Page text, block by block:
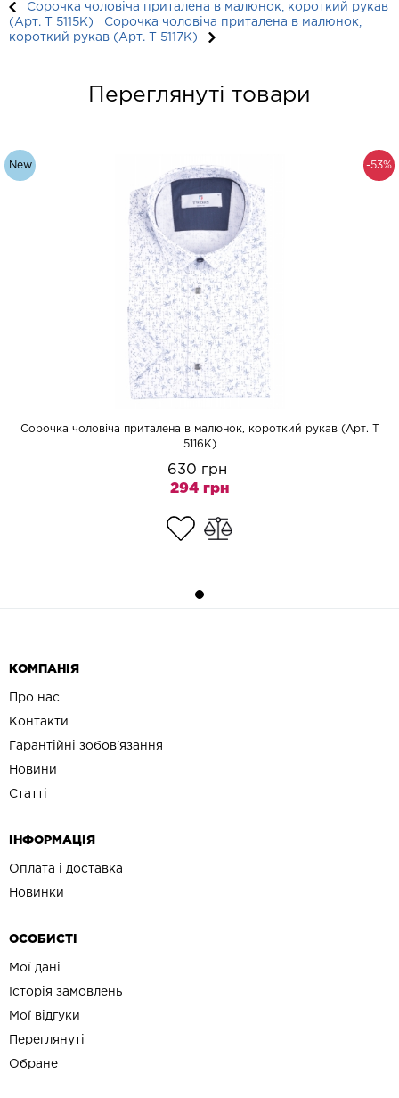
Сорочка чоловіча приталена в малюнок, короткий рукав
(Арт. T 5115К)
Сорочка чоловіча приталена в малюнок,
короткий рукав (Арт. T 5117К)
Переглянуті товари
-53%
New
Сорочка чоловіча приталена в малюнок, короткий рукав (Арт. T
5116К)
630 грн
294 грн
КОМПАНІЯ
Про нас
Контакти
Гарантійні зобов'язання
Новини
Статті
ІНФОРМАЦІЯ
Оплата і доставка
Новинки
ОСОБИСТІ
Мої дані
Історія замовлень
Мої відгуки
Переглянуті
Обране